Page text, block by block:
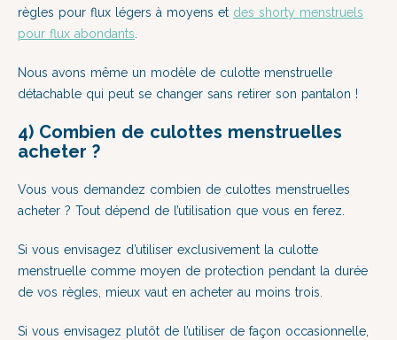
règles pour flux légers à moyens et des shorty menstruels
pour flux abondants.
Nous avons même un modèle de culotte menstruelle
détachable qui peut se changer sans retirer son pantalon !
4) Combien de culottes menstruelles
acheter ?
Vous vous demandez combien de culottes menstruelles
acheter ? Tout dépend de l’utilisation que vous en ferez.
Si vous envisagez d’utiliser exclusivement la culotte
menstruelle comme moyen de protection pendant la durée
de vos règles, mieux vaut en acheter au moins trois.
Si vous envisagez plutôt de l’utiliser de façon occasionnelle,